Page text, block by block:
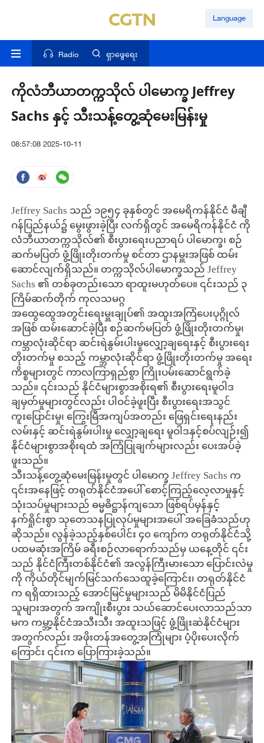
Language
Radio ရှာဖွေရေး
ကိုလံဘီယာတက္ကသိုလ် ပါမောက္ခ Jeffrey
Sachs နှင့် သီးသန့်တွေ့ဆုံမေးမြန်းမှု
08:57:08 2025-10-11
Jeffrey Sachs သည် ၁၉၅၄ ခုနှစ်တွင် အမေရိကန်နိုင်ငံ မီချီ
ဂန်ပြည်နယ်၌ မွေးဖွားခဲ့ပြီး လက်ရှိတွင် အမေရိကန်နိုင်ငံ ကို
လံဘီယာတက္ကသိုလ်၏ စီးပွားရေးပညာရပ် ပါမောက္ခ၊ စဉ်
ဆက်မပြတ် ဖွံ့ဖြိုးတိုးတက်မှု စင်တာ ဌာနမှူးအဖြစ် ထမ်း
ဆောင်လျက်ရှိသည်။ တက္ကသိုလ်ပါမောက္ခသည် Jeffrey
Sachs ၏ တစ်ခုတည်းသော ရာထူးမဟုတ်ပေ။ ၎င်းသည် ၃
ကြိမ်ဆက်တိုက် ကုလသမဂ္ဂ
အထွေထွေအတွင်းရေးမှူးချုပ်၏ အထူးအကြံပေးပုဂ္ဂိုလ်
အဖြစ် ထမ်းဆောင်ခဲ့ပြီး စဉ်ဆက်မပြတ် ဖွံ့ဖြိုးတိုးတက်မှု၊
ကမ္ဘာလုံးဆိုင်ရာ ဆင်းရဲနွမ်းပါးမှုလျှော့ချရေးနှင့် စီးပွားရေး
တိုးတက်မှု စသည့် ကမ္ဘာလုံးဆိုင်ရာ ဖွံ့ဖြိုးတိုးတက်မှု အရေး
ကိစ္စများတွင် ကာလကြာရှည်စွာ ကြိုးပမ်းဆောင်ရွက်ခဲ့
သည်။ ၎င်းသည် နိုင်ငံများစွာအစိုးရ၏ စီးပွားရေးမူဝါဒ
ချမှတ်မှုများတွင်လည်း ပါဝင်ခဲ့ဖူးပြီး စီးပွားရေးအသွင်
ကူးပြောင်းမှု၊ ကြွေးမြီအကျပ်အတည်း ဖြေရှင်းရေးနည်း
လမ်းနှင့် ဆင်းရဲနွမ်းပါးမှု လျှော့ချရေး မူဝါဒနှင့်စပ်လျဉ်း၍
နိုင်ငံများစွာအစိုးရထံ အကြံပြုချက်များလည်း ပေးအပ်ခဲ့
ဖူးသည်။
သီးသန့်တွေ့ဆုံမေးမြန်းမှုတွင် ပါမောက္ခ Jeffrey Sachs က
၎င်းအနေဖြင့် တရုတ်နိုင်ငံအပေါ် စောင့်ကြည့်လေ့လာမှုနှင့်
သုံးသပ်မှုများသည် ဓမ္မဓိဋ္ဌာန်ကျသော ဖြစ်ရပ်မှန်နှင့်
နက်ရှိုင်းစွာ သုတေသနပြုလုပ်မှုများအပေါ် အခြေခံသည်ဟု
ဆိုသည်။ လွန်ခဲ့သည့်နှစ်ပေါင်း ၄၀ ကျော်က တရုတ်နိုင်ငံသို့
ပထမဆုံးအကြိမ် ခရီးစဉ်လာရောက်သည်မှ ယနေ့တိုင် ၎င်း
သည် နိုင်ငံကြီးတစ်နိုင်ငံ၏ အလွန်ကြီးမားသော ပြောင်းလဲမှု
ကို ကိုယ်တိုင်မျက်မြင်သက်သေထူခဲ့ကြောင်း၊ တရုတ်နိုင်ငံ
က ရရှိထားသည့် အောင်မြင်မှုများသည် မိမိနိုင်ငံပြည်
သူများအတွက် အကျိုးစီးပွား သယ်ဆောင်ပေးလာသည်သာ
မက ကမ္ဘာ့နိုင်ငံအသီးသီး အထူးသဖြင့် ဖွံ့ဖြိုးဆဲနိုင်ငံများ
အတွက်လည်း အဖိုးတန်အတွေ့အကြုံများ ပံ့ပိုးပေးလိုက်
ကြောင်း ၎င်းက ပြောကြားခဲ့သည်။